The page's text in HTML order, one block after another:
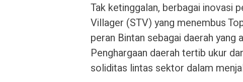
Tak ketinggalan, berbagai inovasi
Villager (STV) yang menembus
peran Bintan sebagai daerah
Penghargaan daerah tertib ukur
soliditas lintas sektor dalam